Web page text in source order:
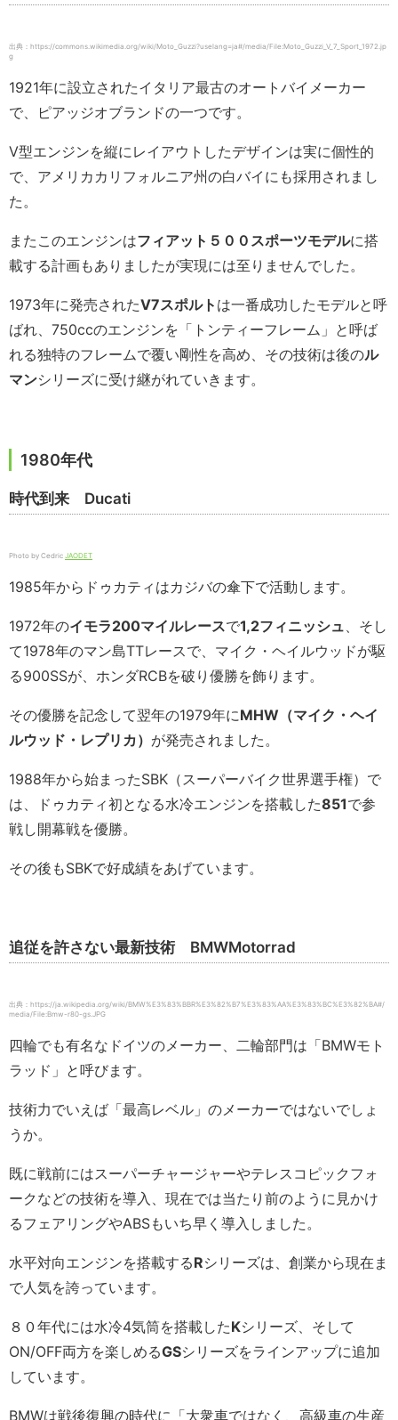
出典：https://commons.wikimedia.org/wiki/Moto_Guzzi?uselang=ja#/media/File:Moto_Guzzi_V_7_Sport_1972.jp
g
1921年に設立されたイタリア最古のオートバイメーカー
で、ピアッジオブランドの一つです。
V型エンジンを縦にレイアウトしたデザインは実に個性的
で、アメリカカリフォルニア州の白バイにも採用されまし
た。
またこのエンジンはフィアット５００スポーツモデルに搭
載する計画もありましたが実現には至りませんでした。
1973年に発売されたV7スポルト は一番成功したモデルと呼
ばれ、750ccのエンジンを「トンティーフレーム」と呼ば
れる独特のフレームで覆い剛性を高め、その技術は後のル
マンシリーズに受け継がれていきます。
1980年代
時代到来 Ducati
Photo by Cedric JAODET
1985年からドゥカティはカジバの傘下で活動します。
1972年のイモラ200マイルレースで1,2フィニッシュ、そし
て1978年のマン島TTレースで、マイク・ヘイルウッドが駆
る900SSが、ホンダRCBを破り優勝を飾ります。
その優勝を記念して翌年の1979年にMHW （マイク・ヘイ
ルウッド・レプリカ） が発売されました。
1988年から始まったSBK（スーパーバイク世界選手権）で
は、ドゥカティ初となる水冷エンジンを搭載した851で参
戦し開幕戦を優勝。
その後もSBKで好成績をあげています。
追従を許さない最新技術 BMWMotorrad
出典：https://ja.wikipedia.org/wiki/BMW%E3%83%BBR%E3%82%B7%E3%83%AA%E3%83%BC%E3%82%BA#/
media/File:Bmw-r80-gs.JPG
四輪でも有名なドイツのメーカー、二輪部門は「BMWモト
ラッド」と呼びます。
技術力でいえば「最高レベル」のメーカーではないでしょ
うか。
既に戦前にはスーパーチャージャーやテレスコピックフォ
ークなどの技術を導入、現在では当たり前のように見かけ
るフェアリングやABSもいち早く導入しました。
水平対向エンジンを搭載するRシリーズは、創業から現在ま
で人気を誇っています。
８０年代には水冷4気筒を搭載したKシリーズ、そして
ON/OFF両方を楽しめるGSシリーズをラインアップに追加
しています。
BMWは戦後復興の時代に「大衆車ではなく、高級車の生産